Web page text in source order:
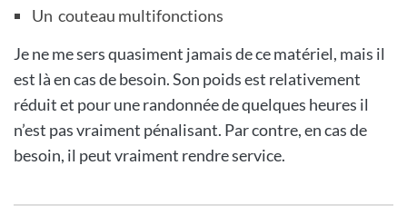
Un couteau multifonctions
Je ne me sers quasiment jamais de ce matériel, mais il
est là en cas de besoin. Son poids est relativement
réduit et pour une randonnée de quelques heures il
n’est pas vraiment pénalisant. Par contre, en cas de
besoin, il peut vraiment rendre service.